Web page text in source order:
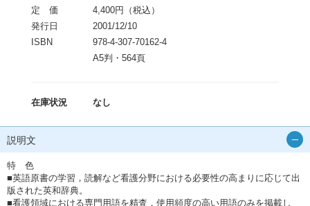
定 価
4,400円（税込）
発行日
2001/12/10
ISBN
978-4-307-70162-4
A5判・564頁
在庫状況 なし
説明文
特 色
■英語原書の学習，読解など看護分野における必要性の高まりに応じて出
版された英和辞典。
■看護領域における専門用語を精査，使用頻度の高い用語のみを掲載し